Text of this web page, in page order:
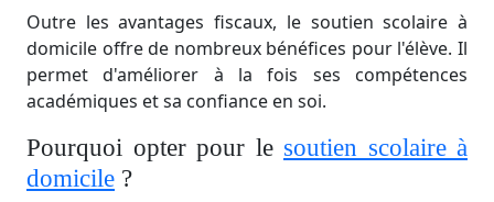
Outre les avantages fiscaux, le soutien scolaire à
domicile offre de nombreux bénéfices pour l'élève. Il
permet d'améliorer à la fois ses compétences
académiques et sa confiance en soi.
Pourquoi opter pour le soutien scolaire à
domicile ?